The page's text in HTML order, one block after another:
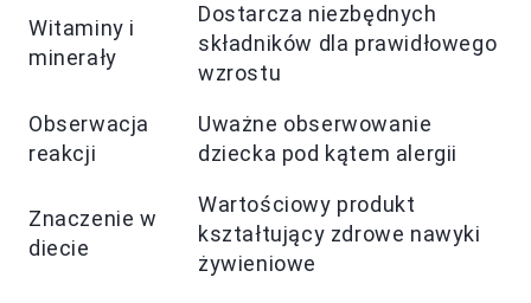
Witaminy i
minerały
Dostarcza niezbędnych
składników dla prawidłowego
wzrostu
Obserwacja
reakcji
Uważne obserwowanie
dziecka pod kątem alergii
Znaczenie w
diecie
Wartościowy produkt
kształtujący zdrowe nawyki
żywieniowe